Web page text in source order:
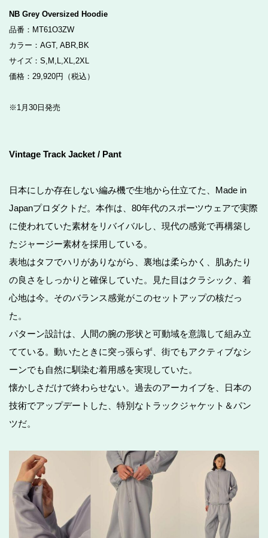
NB Grey Oversized Hoodie
品番：MT61O3ZW
カラー：AGT, ABR,BK
サイズ：S,M,L,XL,2XL
価格：29,920円（税込）
※1月30日発売
Vintage Track Jacket / Pant
日本にしか存在しない編み機で生地から仕立てた、Made in
Japanプロダクトだ。本作は、80年代のスポーツウェアで実際
に使われていた素材をリバイバルし、現代の感覚で再構築し
たジャージー素材を採用している。
表地はタフでハリがありながら、裏地は柔らかく、肌あたり
の良さをしっかりと確保していた。見た目はクラシック、着
心地は今。そのバランス感覚がこのセットアップの核だっ
た。
パターン設計は、人間の腕の形状と可動域を意識して組み立
てている。動いたときに突っ張らず、街でもアクティブなシ
ーンでも自然に馴染む着用感を実現していた。
懐かしさだけで終わらせない。過去のアーカイブを、日本の
技術でアップデートした、特別なトラックジャケット＆パン
ツだ。